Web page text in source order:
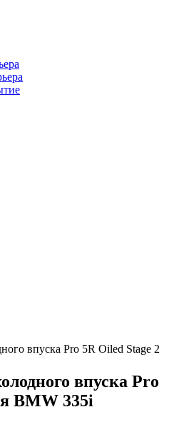
впуска Pro 5R Oiled Stage 2
впуска Pro
BMW 335i